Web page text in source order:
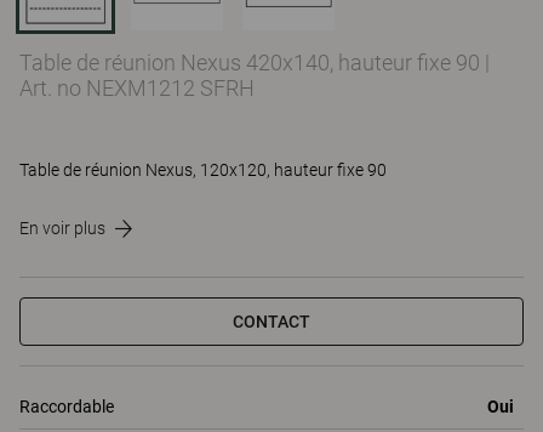
Table de réunion Nexus 420x140, hauteur fixe 90 |
Art. no NEXM1212 SFRH
Table de réunion Nexus, 120x120, hauteur fixe 90
En voir plus
CONTACT
Raccordable Oui